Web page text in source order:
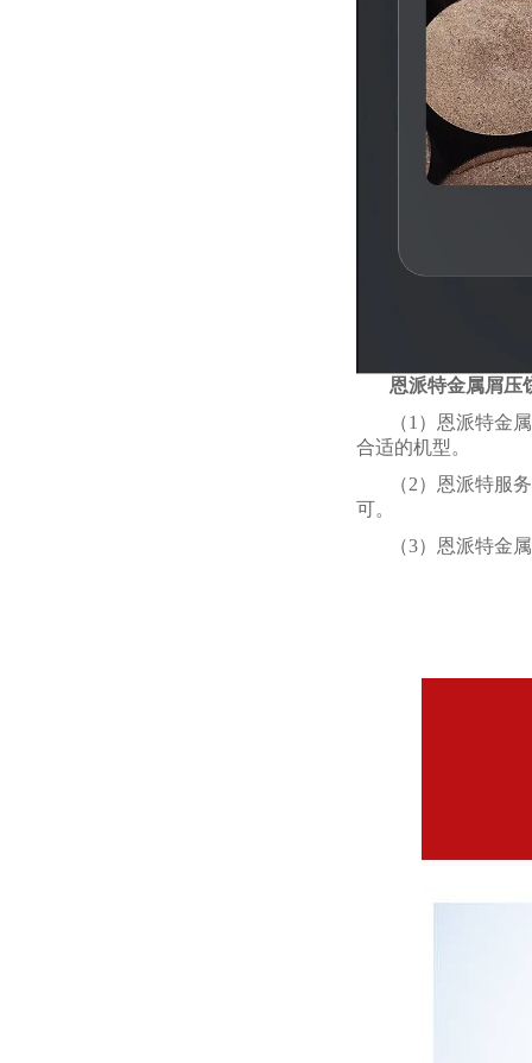
恩派特金属屑压
（1）恩派特金
合适的机型。
（2）恩派特服
可。
（3）恩派特金